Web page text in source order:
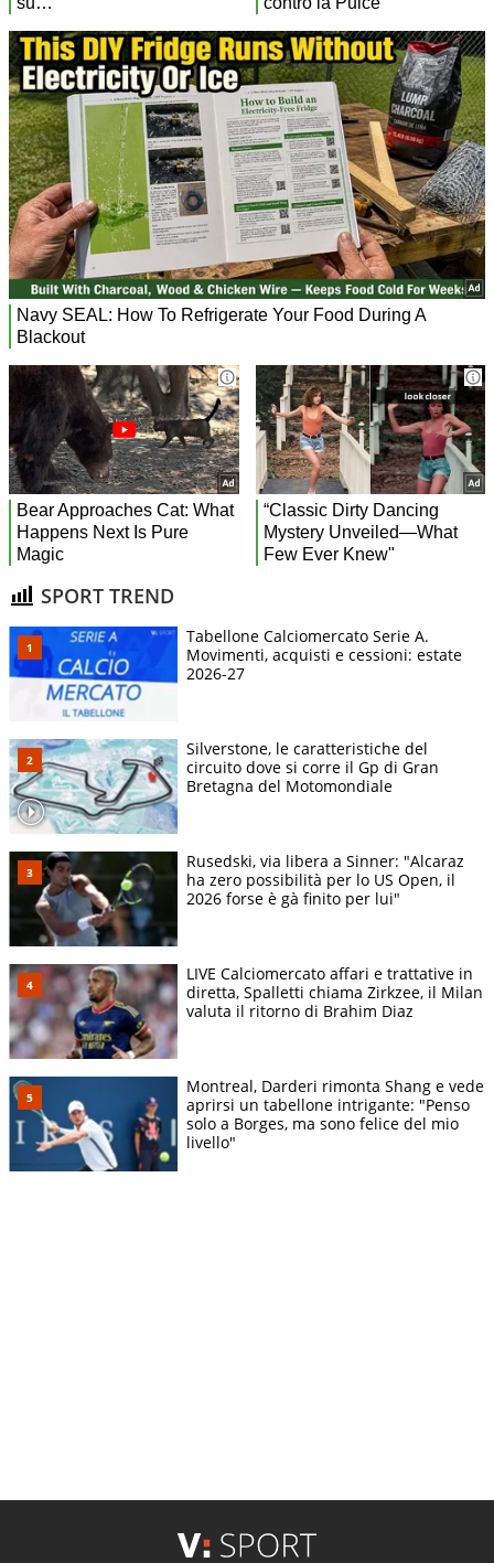
SPORT TREND
Tabellone Calciomercato Serie A.
Movimenti, acquisti e cessioni: estate
2026-27
Silverstone, le caratteristiche del
circuito dove si corre il Gp di Gran
Bretagna del Motomondiale
Rusedski, via libera a Sinner: "Alcaraz
ha zero possibilità per lo US Open, il
2026 forse è gà finito per lui"
LIVE Calciomercato affari e trattative in
diretta, Spalletti chiama Zirkzee, il Milan
valuta il ritorno di Brahim Diaz
Montreal, Darderi rimonta Shang e vede
aprirsi un tabellone intrigante: "Penso
solo a Borges, ma sono felice del mio
livello"